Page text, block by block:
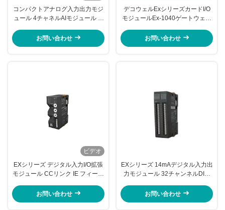
コンパクトアナログ入力出力モジ
ュール 4チャネルAIモジュール 4-
お問い合わせ
デコウェルExシリーズカードI/O
モジュールEx-1040ゲートウェイ
お問い合わせ
ビデオ
EXシリーズ デジタル入力I/O拡張
モジュール CCリンク IE フィール
お問い合わせ
EXシリーズ 14mAデジタル入力出
力モジュール 32チャンネルDIモ
お問い合わせ